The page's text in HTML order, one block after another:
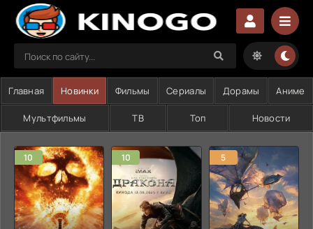
Главная Новинки Фильмы Сериалы Дорамы Аниме
Мультфильмы ТВ Топ Новости
10 10 5